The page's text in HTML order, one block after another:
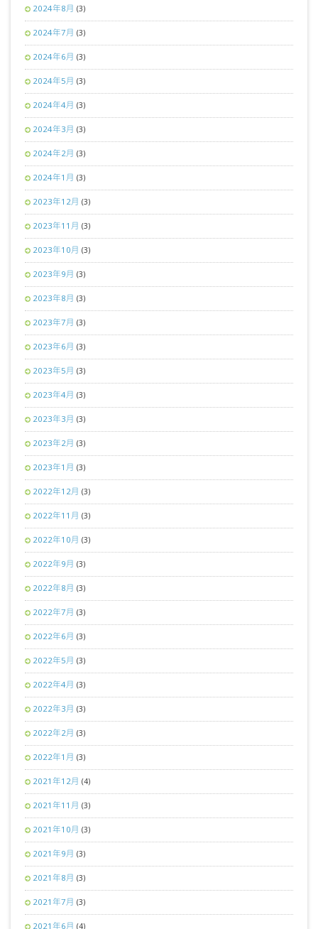
2024年8月 (3)
2024年7月 (3)
2024年6月 (3)
2024年5月 (3)
2024年4月 (3)
2024年3月 (3)
2024年2月 (3)
2024年1月 (3)
2023年12月 (3)
2023年11月 (3)
2023年10月 (3)
2023年9月 (3)
2023年8月 (3)
2023年7月 (3)
2023年6月 (3)
2023年5月 (3)
2023年4月 (3)
2023年3月 (3)
2023年2月 (3)
2023年1月 (3)
2022年12月 (3)
2022年11月 (3)
2022年10月 (3)
2022年9月 (3)
2022年8月 (3)
2022年7月 (3)
2022年6月 (3)
2022年5月 (3)
2022年4月 (3)
2022年3月 (3)
2022年2月 (3)
2022年1月 (3)
2021年12月 (4)
2021年11月 (3)
2021年10月 (3)
2021年9月 (3)
2021年8月 (3)
2021年7月 (3)
2021年6月 (4)